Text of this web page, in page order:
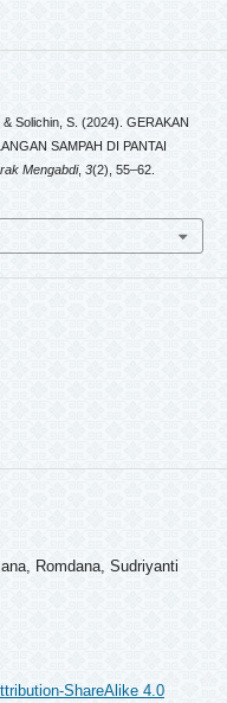
Solichin, S. (2024). GERAKAN
SAMPAH DI PANTAI
Mengabdi, 3(2), 55–62.
Romdana, Sudriyanti
ShareAlike 4.0